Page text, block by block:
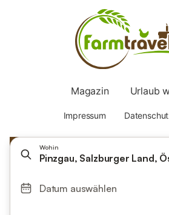
Wohin
Pinzgau, Salzburger Land,
Datum auswählen